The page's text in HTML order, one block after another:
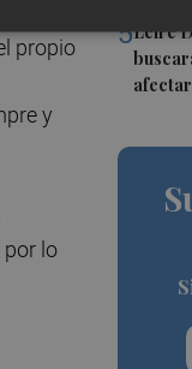
5Leire
del
propio
y
lo